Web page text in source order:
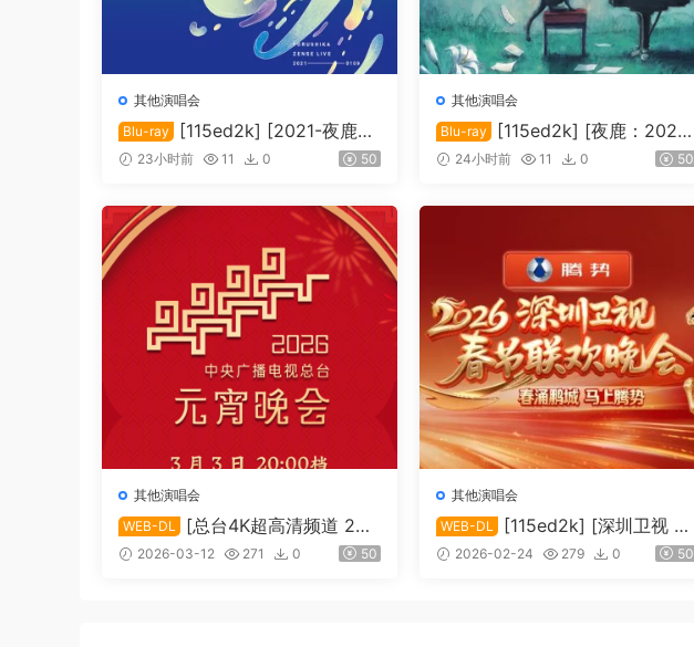
其他演唱会
Blu-ray
[115ed2k] [2021-夜鹿：
「前世」线上演唱会][MKV/12.8
23小时前 11 0 50
其他演唱会
Blu-ray
[115ed2k] [夜鹿：2024
「月亮和猫之舞」演唱会][MKV/
24小时前 11 0 50
其他演唱会
WEB-DL
[总台4K超高清频道 202
6年中央广播电视总台元宵晚会]
2026-03-12 271 0 50
其他演唱会
WEB-DL
[115ed2k] [深圳卫视 20
26深圳卫视春节联欢晚会][1080
2026-02-24 279 0 50